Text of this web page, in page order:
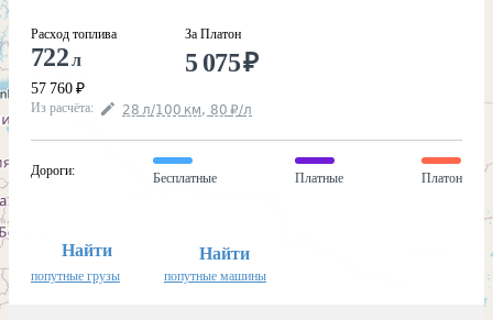
Расход топлива
722л
57 760 ₽
За Платон
5 075₽
Из расчёта: 28 л/100 км, 80 ₽/л
Дороги:
Бесплатные Платные Платон
Найти
попутные грузы
Найти
попутные машины